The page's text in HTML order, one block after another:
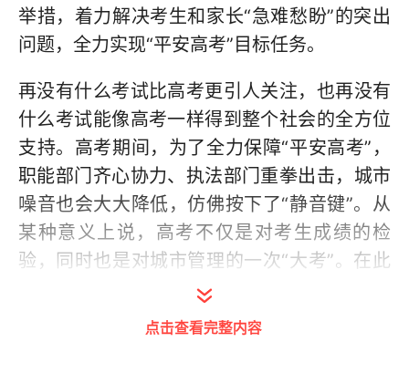
举措，着力解决考生和家长“急难愁盼”的突出
问题，全力实现“平安高考”目标任务。
再没有什么考试比高考更引人关注，也再没有
什么考试能像高考一样得到整个社会的全方位
支持。高考期间，为了全力保障“平安高考”，
职能部门齐心协力、执法部门重拳出击，城市
噪音也会大大降低，仿佛按下了“静音键”。从
某种意义上说，高考不仅是对考生成绩的检
验，同时也是对城市管理的一次“大考”。在此
过程中，不仅需要减轻生活中的噪音污染，也
有必要消除网络上的“噪音”。
点击查看完整内容